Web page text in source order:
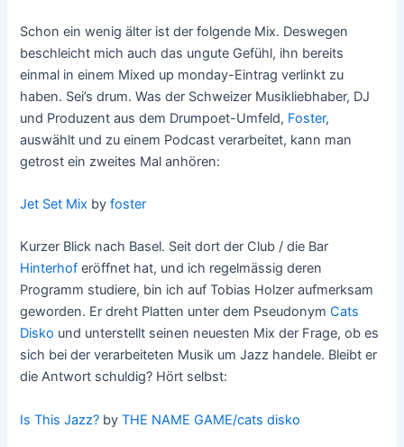
Schon ein wenig älter ist der folgende Mix. Deswegen
beschleicht mich auch das ungute Gefühl, ihn bereits
einmal in einem Mixed up monday-Eintrag verlinkt zu
haben. Sei’s drum. Was der Schweizer Musikliebhaber, DJ
und Produzent aus dem Drumpoet-Umfeld, Foster,
auswählt und zu einem Podcast verarbeitet, kann man
getrost ein zweites Mal anhören:
Jet Set Mix byfoster
Kurzer Blick nach Basel. Seit dort der Club / die Bar
Hinterhof eröffnet hat, und ich regelmässig deren
Programm studiere, bin ich auf Tobias Holzer aufmerksam
geworden. Er dreht Platten unter dem PseudonymCats
Disko und unterstellt seinen neuesten Mix der Frage, ob es
sich bei der verarbeiteten Musik um Jazz handele. Bleibt er
die Antwort schuldig? Hört selbst:
Is This Jazz? byTHE NAME GAME/cats disko